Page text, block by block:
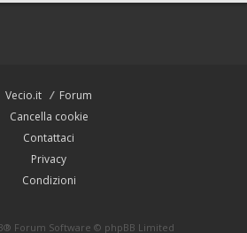
Vecio.it
Forum
Cancella cookie
Contattaci
Privacy
Condizioni
® Forum Software © phpBB Limited